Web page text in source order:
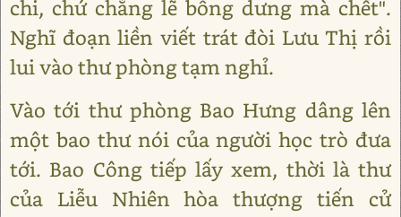
chi, chứ chẳng lẽ bỗng dưng mà chết".
Nghĩ đoạn liền viết trát đòi Lưu Thị rồi
lui vào thư phòng tạm nghỉ.
Vào tới thư phòng Bao Hưng dâng lên
một bao thư nói của người học trò đưa
tới. Bao Công tiếp lấy xem, thời là thư
của Liễu Nhiên hòa thượng tiến cử